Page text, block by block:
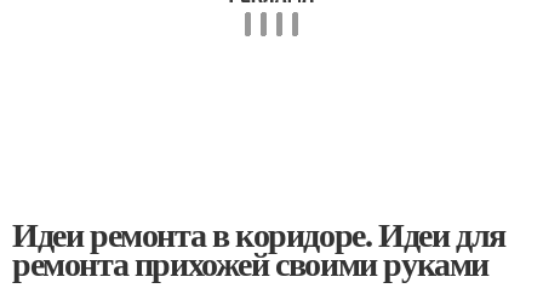
Идеи ремонта в коридоре. Идеи для
ремонта прихожей своими руками